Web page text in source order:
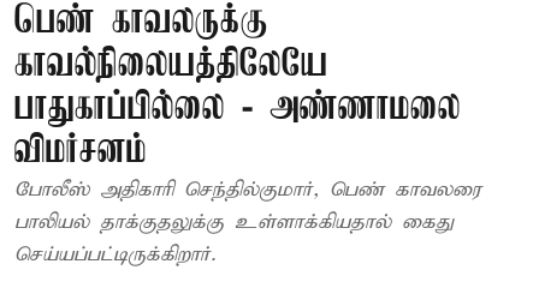
பெண் காவலருக்கு
காவல்நிலையத்திலேயே
பாதுகாப்பில்லை - அண்ணாமலை
விமர்சனம்
போலீஸ் அதிகாரி செந்தில்குமார், பெண் காவலரை
பாலியல் தாக்குதலுக்கு உள்ளாக்கியதால் கைது
செய்யப்பட்டிருக்கிறார்.